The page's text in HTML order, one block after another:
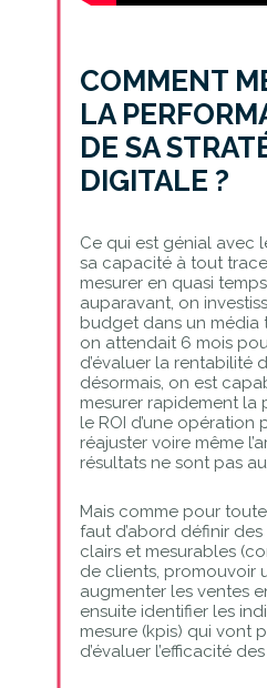
COMMENT
LA
DE SA
DIGITALE ?
Ce qui est génial avec
sa capacité à tout
mesurer en quasi
auparavant, on
budget dans un média
on attendait 6 mois
d’évaluer la rentabilité
désormais, on est
mesurer rapidement la
le ROI d’une opération
réajuster voire même
résultats ne sont pas
Mais comme pour
faut d’abord définir
clairs et mesurables
de clients, promouvoir
augmenter les ventes
ensuite identifier les
mesure (kpis) qui vont
d’évaluer l’efficacité